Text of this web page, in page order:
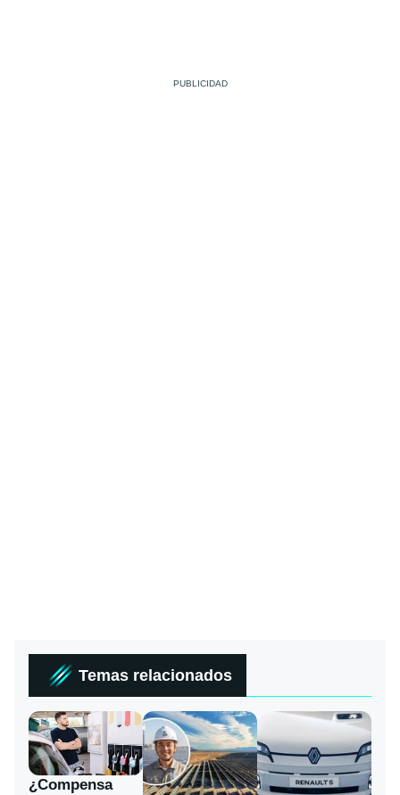
Temas relacionados
¿Compensa